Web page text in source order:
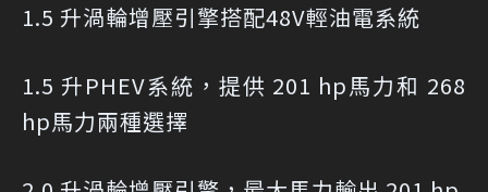
1.5 升渦輪增壓引擎搭配48V輕油電系統
1.5 升PHEV系統，提供 201 hp馬力和 268
hp馬力兩種選擇